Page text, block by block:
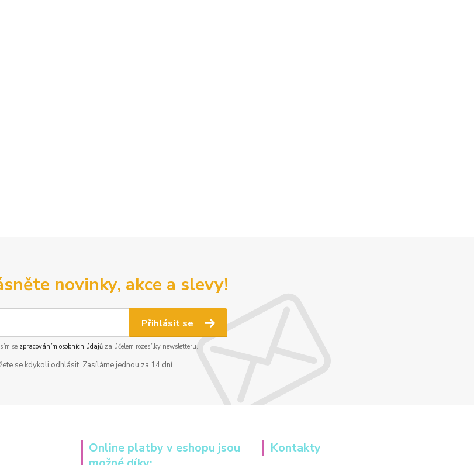
novinky, akce a slevy!
Přihlásit se
se zpracováním osobních údajůza účelem rozesílky newsletteru.
se kdykoli odhlásit. Zasíláme jednou za 14 dní.
Online platby v eshopu jsou
Kontakty